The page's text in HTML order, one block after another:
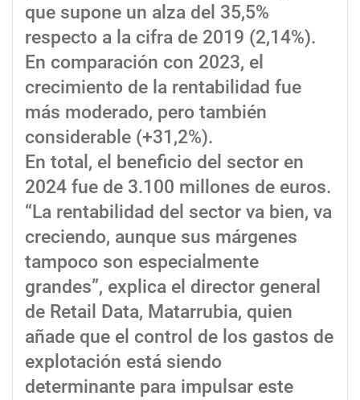
que supone un alza del 35,5%
respecto a la cifra de 2019 (2,14%).
En comparación con 2023, el
crecimiento de la rentabilidad fue
más moderado, pero también
considerable (+31,2%).
En total, el beneficio del sector en
2024 fue de 3.100 millones de euros.
“La rentabilidad del sector va bien, va
creciendo, aunque sus márgenes
tampoco son especialmente
grandes”, explica el director general
de Retail Data, Matarrubia, quien
añade que el control de los gastos de
explotación está siendo
determinante para impulsar este